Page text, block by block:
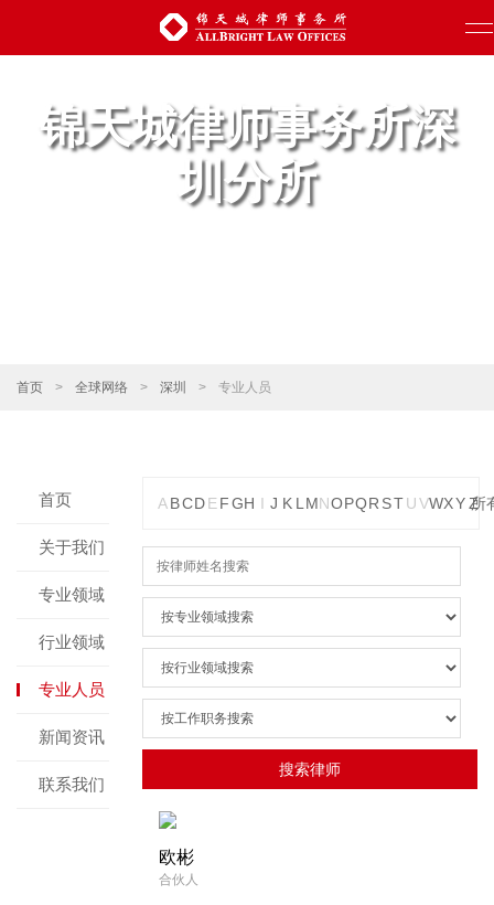
锦天城律师事务所深
圳分所
首页 > 全球网络 > 深圳 > 专业人员
首页
关于我们
专业领域
行业领域
专业人员
新闻资讯
联系我们
ABCDE FGH I J K L MNOPQR STUVWXYZ
所
欧彬
合伙人